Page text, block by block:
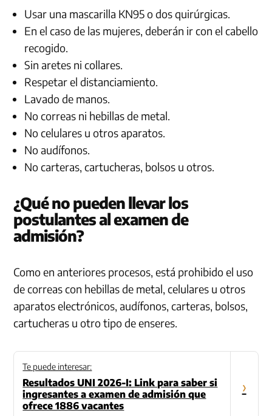
Usar una mascarilla KN95 o dos quirúrgicas.
En el caso de las mujeres, deberán ir con el cabello
recogido.
Sin aretes ni collares.
Respetar el distanciamiento.
Lavado de manos.
No correas ni hebillas de metal.
No celulares u otros aparatos.
No audífonos.
No carteras, cartucheras, bolsos u otros.
¿Qué no pueden llevar los
postulantes al examen de
admisión?
Como en anteriores procesos, está prohibido el uso
de correas con hebillas de metal, celulares u otros
aparatos electrónicos, audífonos, carteras, bolsos,
cartucheras u otro tipo de enseres.
Te puede interesar:
Resultados UNI 2026-I: Link para saber si
ingresantes a examen de admisión que
ofrece 1886 vacantes
›